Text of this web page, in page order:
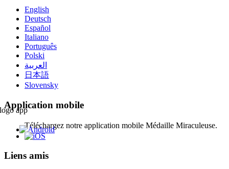
English
Deutsch
Español
Italiano
Português
Polski
العربية
日本語
Slovensky
Application mobile
Téléchargez notre application mobile Médaille Miraculeuse.
Liens amis